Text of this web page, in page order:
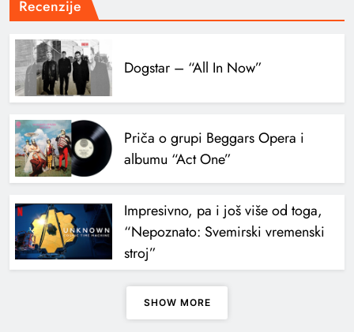
Recenzije
Dogstar – “All In Now”
Priča o grupi Beggars Opera i
albumu “Act One”
Impresivno, pa i još više od toga,
“Nepoznato: Svemirski vremenski
stroj”
SHOW MORE